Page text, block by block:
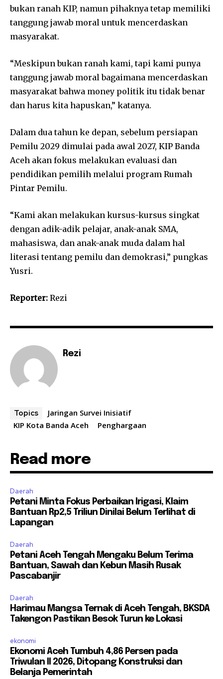
bukan ranah KIP, namun pihaknya tetap memiliki
tanggung jawab moral untuk mencerdaskan
masyarakat.
“Meskipun bukan ranah kami, tapi kami punya
tanggung jawab moral bagaimana mencerdaskan
masyarakat bahwa money politik itu tidak benar
dan harus kita hapuskan,” katanya.
Dalam dua tahun ke depan, sebelum persiapan
Pemilu 2029 dimulai pada awal 2027, KIP Banda
Aceh akan fokus melakukan evaluasi dan
pendidikan pemilih melalui program Rumah
Pintar Pemilu.
“Kami akan melakukan kursus-kursus singkat
dengan adik-adik pelajar, anak-anak SMA,
mahasiswa, dan anak-anak muda dalam hal
literasi tentang pemilu dan demokrasi,” pungkas
Yusri.
Reporter: Rezi
Rezi
Topics
Jaringan Survei Inisiatif
KIP Kota Banda Aceh
Penghargaan
Read more
Daerah
Petani Minta Fokus Perbaikan Irigasi, Klaim
Bantuan Rp2,5 Triliun Dinilai Belum Terlihat di
Lapangan
Daerah
Petani Aceh Tengah Mengaku Belum Terima
Bantuan, Sawah dan Kebun Masih Rusak
Pascabanjir
Daerah
Harimau Mangsa Ternak di Aceh Tengah, BKSDA
Takengon Pastikan Besok Turun ke Lokasi
ekonomi
Ekonomi Aceh Tumbuh 4,86 Persen pada
Triwulan II 2026, Ditopang Konstruksi dan
Belanja Pemerintah